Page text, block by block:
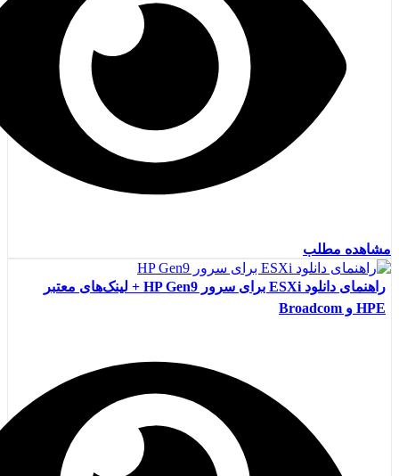
مشاهده مطلب
راهنمای دانلود ESXi برای سرور HP Gen9 + لینک‌های معتبر
HPE و Broadcom